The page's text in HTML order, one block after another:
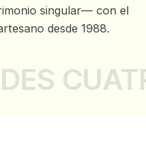
singular— con el
desde 1988.